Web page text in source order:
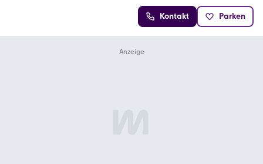
Kontakt Parken